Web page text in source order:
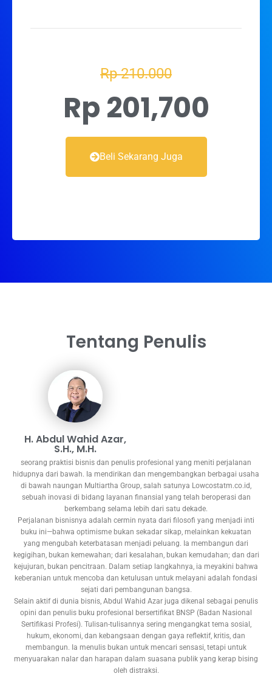
Rp 210.000
Rp 201,700
Beli Sekarang Juga
Tentang Penulis
H. Abdul Wahid Azar,
S.H., M.H.
seorang praktisi bisnis dan penulis profesional yang meniti perjalanan
hidupnya dari bawah. Ia mendirikan dan mengembangkan berbagai usaha
di bawah naungan Multiartha Group, salah satunya Lowcostatm.co.id,
sebuah inovasi di bidang layanan finansial yang telah beroperasi dan
berkembang selama lebih dari satu dekade.
Perjalanan bisnisnya adalah cermin nyata dari filosofi yang menjadi inti
buku ini—bahwa optimisme bukan sekadar sikap, melainkan kekuatan
yang mengubah keterbatasan menjadi peluang. Ia membangun dari
kegigihan, bukan kemewahan; dari kesalahan, bukan kemudahan; dan dari
kejujuran, bukan pencitraan. Dalam setiap langkahnya, ia meyakini bahwa
keberanian untuk mencoba dan ketulusan untuk melayani adalah fondasi
sejati dari pembangunan bangsa.
Selain aktif di dunia bisnis, Abdul Wahid Azar juga dikenal sebagai penulis
opini dan penulis buku profesional bersertifikat BNSP (Badan Nasional
Sertifikasi Profesi). Tulisan-tulisannya sering mengangkat tema sosial,
hukum, ekonomi, dan kebangsaan dengan gaya reflektif, kritis, dan
membangun. Ia menulis bukan untuk mencari sensasi, tetapi untuk
menyuarakan nalar dan harapan dalam suasana publik yang kerap bising
oleh distraksi.